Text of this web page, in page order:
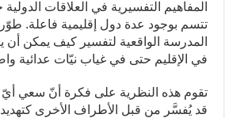
المفاهيم التفسيرية في العلاقات
تتسم بوجود عدة دول إقليمية فاعلة.
المدرسة الواقعية لتفسير كيف يمكن أن
في الإقليم حتى في غياب نيّات عدائية
تقوم هذه النظرية على فكرة أنّ سعي أيّ
قد يُفسَّر من قبل الأطراف الأخرى